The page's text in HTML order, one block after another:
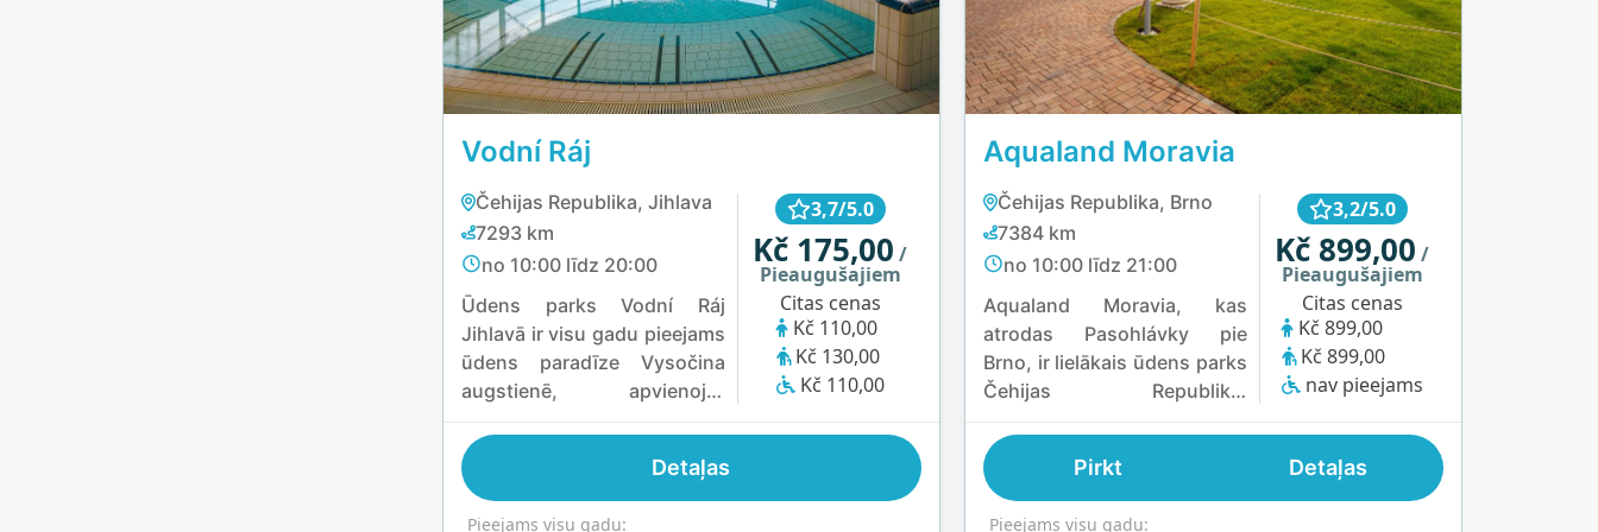
Vodní Ráj
Čehijas Republika, Jihlava
7293 km
no 10:00 līdz 20:00
Ūdens parks Vodní Ráj
Jihlavā ir visu gadu pieejams
ūdens paradīze Vysočina
augstienē, apvienojot
jautrību, atpūtu un veselības
veicināšanu. Iekštelpās ir
108 metrus garš slidkalniņš,
džakuzi, Kneipa taka, pirtis
3,7/5.0
Kč 175,00 /
Pieaugušajiem
Citas cenas
Kč 110,00
Kč 130,00
Kč 110,00
Detaļas
Pieejams visu gadu:
Aqualand Moravia
Čehijas Republika, Brno
7384 km
no 10:00 līdz 21:00
Aqualand Moravia, kas
atrodas Pasohlávky pie
Brno, ir lielākais ūdens parks
Čehijas Republikā,
piedāvājot aizraujošu
iekštelpu un āra atrakciju
kombināciju visām vecuma
grupām. Apmeklētāji var
3,2/5.0
Kč 899,00 /
Pieaugušajiem
Citas cenas
Kč 899,00
Kč 899,00
nav pieejams
Pirkt Detaļas
Pieejams visu gadu: